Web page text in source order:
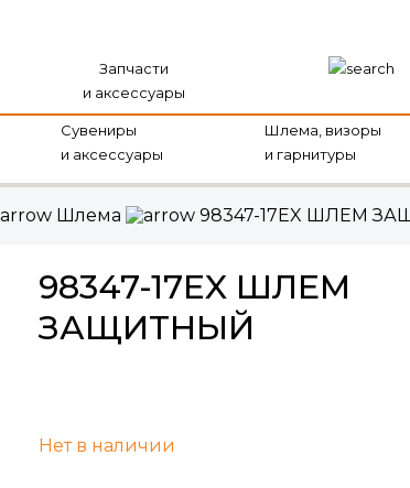
Запчасти
и аксессуары
Сувениры
и аксессуары
Шлема, визоры
и гарнитуры
Шлема 98347-17EX ШЛЕМ
98347-17EX ШЛЕМ
ЗАЩИТНЫЙ
Нет в наличии